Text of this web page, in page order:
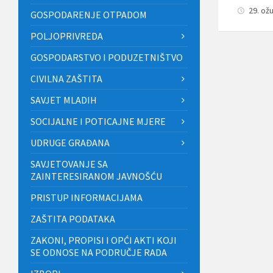
29.
GOSPODARENJE OTPADOM
POLJOPRIVREDA
GOSPODARSTVO I PODUZETNIŠTVO
CIVILNA ZAŠTITA
SAVJET MLADIH
SOCIJALNE I POTICAJNE MJERE
UDRUGE GRAĐANA
SAVJETOVANJE SA
ZAINTERESIRANOM JAVNOŠĆU
PRISTUP INFORMACIJAMA
ZAŠTITA PODATAKA
ZAKONI, PROPISI I OPĆI AKTI KOJI
SE ODNOSE NA PODRUČJE RADA